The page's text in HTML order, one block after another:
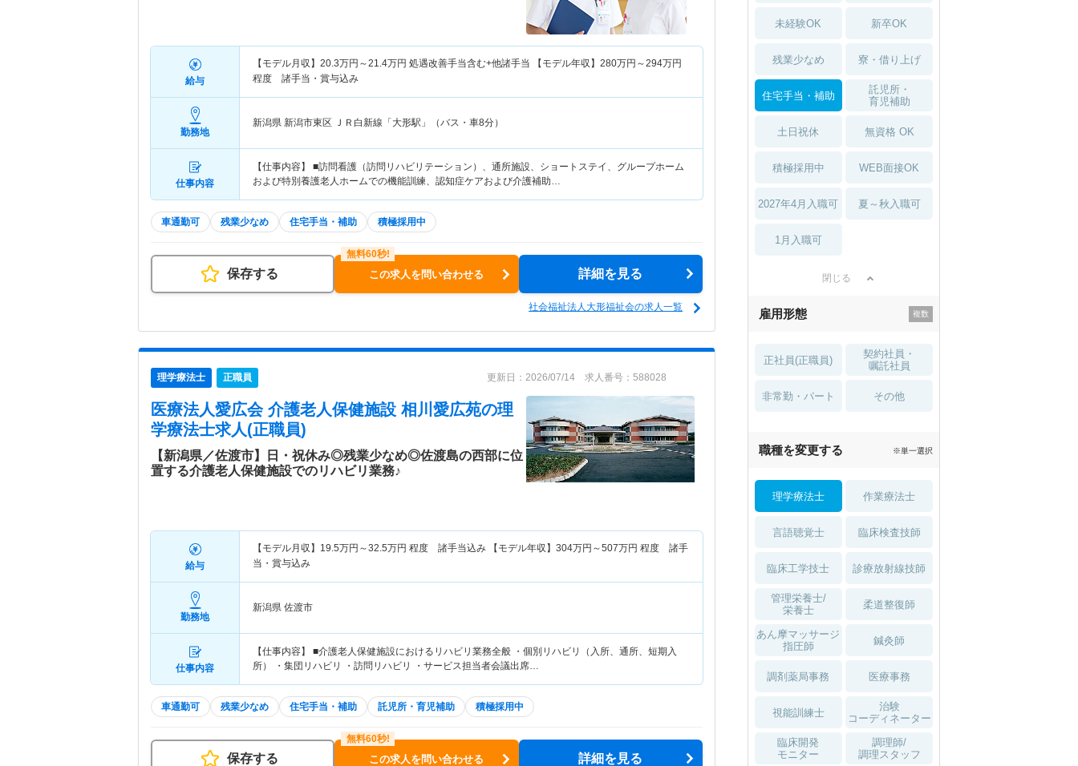
給与
【モデル月収】 20.3万円～21.4万円 処遇改善手当含む+他諸手当 【モデル年収】 280万円～294万円
程度 諸手当・賞与込み
勤務地
新潟県 新潟市東区 ＪＲ白新線「大形駅」（バス・車8分）
仕事内容
【仕事内容】 ■訪問看護（訪問リハビリテーション）、通所施設、ショートステイ、グループホーム
および特別養護老人ホームでの機能訓練、認知症ケアおよび介護補助…
車通勤可 残業少なめ 住宅手当・補助 積極採用中
保存する この求人を問い合わせる 詳細を見る
社会福祉法人大形福祉会の求人一覧
理学療法士 正職員 更新日：2026/07/14 求人番号：588028
医療法人愛広会 介護老人保健施設 相川愛広苑の理
学療法士求人(正職員)
【新潟県／佐渡市】日・祝休み◎残業少なめ◎佐渡島の西部に位
置する介護老人保健施設でのリハビリ業務♪
給与
【モデル月収】 19.5万円～32.5万円 程度 諸手当込み 【モデル年収】 304万円～507万円 程度 諸手
当・賞与込み
勤務地
新潟県 佐渡市
仕事内容
【仕事内容】 ■介護老人保健施設におけるリハビリ業務全般 ・個別リハビリ（入所、通所、短期入
所） ・集団リハビリ ・訪問リハビリ ・サービス担当者会議出席…
車通勤可 残業少なめ 住宅手当・補助 託児所・育児補助 積極採用中
保存する この求人を問い合わせる 詳細を見る
未経験OK 新卒OK
残業少なめ 寮・借り上げ
住宅手当・補助
託児所・
育児補助
土日祝休 無資格 OK
積極採用中 WEB面接OK
2027年4月入職可 夏～秋入職可
1月入職可
閉じる
雇用形態
正社員(正職員)
契約社員・
嘱託社員
非常勤・パート その他
職種を変更する ※単一選択
理学療法士 作業療法士
言語聴覚士 臨床検査技師
臨床工学技士 診療放射線技師
管理栄養士/
栄養士
柔道整復師
あん摩マッサージ
指圧師
鍼灸師
調剤薬局事務 医療事務
視能訓練士
治験
コーディネーター
臨床開発
モニター
調理師/
調理スタッフ